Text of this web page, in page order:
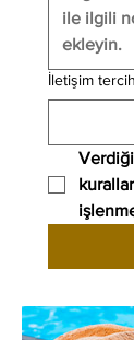
İletişim